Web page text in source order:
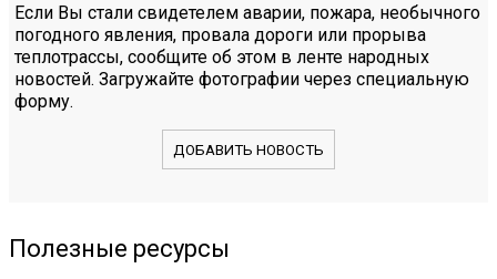
Если Вы стали свидетелем аварии, пожара, необычного
погодного явления, провала дороги или прорыва
теплотрассы, сообщите об этом в ленте народных
новостей. Загружайте фотографии через специальную
форму.
ДОБАВИТЬ НОВОСТЬ
Полезные ресурсы